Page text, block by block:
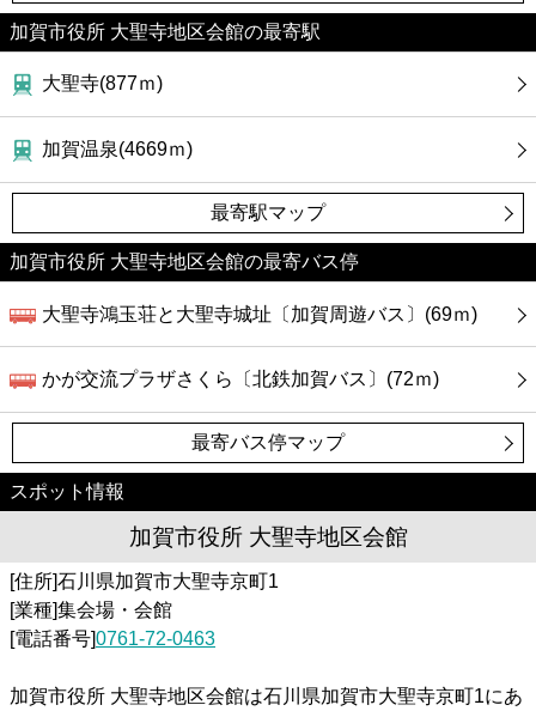
加賀市役所 大聖寺地区会館の最寄駅
大聖寺(877ｍ)
加賀温泉(4669ｍ)
最寄駅マップ
加賀市役所 大聖寺地区会館の最寄バス停
大聖寺鴻玉荘と大聖寺城址〔加賀周遊バス〕(69ｍ)
かが交流プラザさくら〔北鉄加賀バス〕(72ｍ)
最寄バス停マップ
スポット情報
加賀市役所 大聖寺地区会館
[住所]石川県加賀市大聖寺京町1
[業種]集会場・会館
[電話番号]0761-72-0463
加賀市役所 大聖寺地区会館は石川県加賀市大聖寺京町1にあ